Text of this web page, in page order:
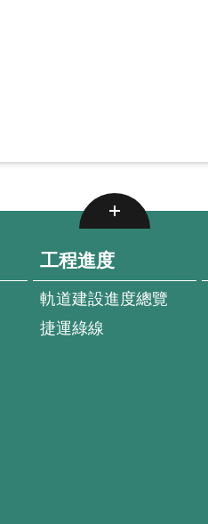
工程進度
軌道建設進度總覽
捷運綠線